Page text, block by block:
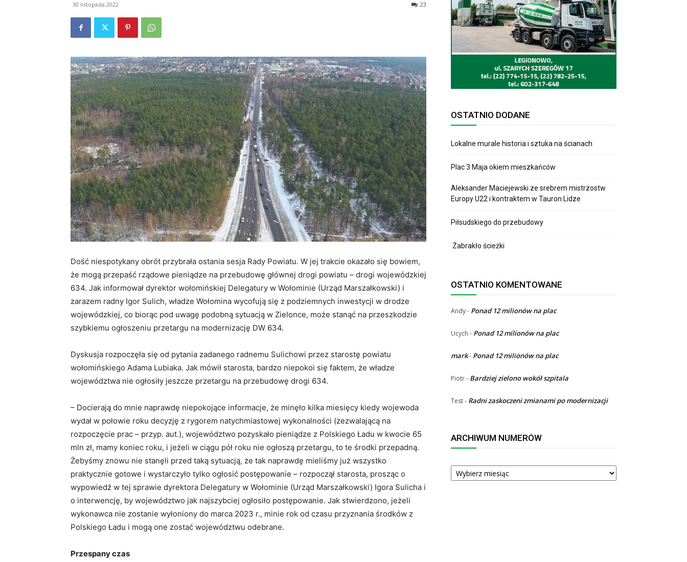
30 listopada 2022 23
Dość niespotykany obrót przybrała ostania sesja Rady Powiatu. W jej trakcie okazało się bowiem,
że mogą przepaść rządowe pieniądze na przebudowę głównej drogi powiatu – drogi wojewódzkiej
634. Jak informował dyrektor wołomińskiej Delegatury w Wołominie (Urząd Marszałkowski) i
zarazem radny Igor Sulich, władze Wołomina wycofują się z podziemnych inwestycji w drodze
wojewódzkiej, co biorąc pod uwagę podobną sytuacją w Zielonce, może stanąć na przeszkodzie
szybkiemu ogłoszeniu przetargu na modernizację DW 634.
Dyskusja rozpoczęła się od pytania zadanego radnemu Sulichowi przez starostę powiatu
wołomińskiego Adama Lubiaka. Jak mówił starosta, bardzo niepokoi się faktem, że władze
województwa nie ogłosiły jeszcze przetargu na przebudowę drogi 634.
– Docierają do mnie naprawdę niepokojące informacje, że minęło kilka miesięcy kiedy wojewoda
wydał w połowie roku decyzję z rygorem natychmiastowej wykonalności (zezwalającą na
rozpoczęcie prac – przyp. aut.), województwo pozyskało pieniądze z Polskiego Ładu w kwocie 65
mln zł, mamy koniec roku, i jeżeli w ciągu pół roku nie ogłoszą przetargu, to te środki przepadną.
Żebyśmy znowu nie stanęli przed taką sytuacją, że tak naprawdę mieliśmy już wszystko
praktycznie gotowe i wystarczyło tylko ogłosić postępowanie – rozpoczął starosta, prosząc o
wypowiedź w tej sprawie dyrektora Delegatury w Wołominie (Urząd Marszałkowski) Igora Sulicha i
o interwencję, by województwo jak najszybciej ogłosiło postępowanie. Jak stwierdzono, jeżeli
wykonawca nie zostanie wyłoniony do marca 2023 r., minie rok od czasu przyznania środków z
Polskiego Ładu i mogą one zostać województwu odebrane.
Przespany czas
OSTATNIO DODANE
Lokalne murale historia i sztuka na ścianach
Plac 3 Maja okiem mieszkańców
Aleksander Maciejewski ze srebrem mistrzostw
Europy U22 i kontraktem w Tauron Lidze
Piłsudskiego do przebudowy
Zabrakło ścieżki
OSTATNIO KOMENTOWANE
Andy- Ponad 12 milionów na plac
Ucych - Ponad 12 milionów na plac
mark- Ponad 12 milionów na plac
Piotr- Bardziej zielono wokół szpitala
Test- Radni zaskoczeni zmianami po modernizacji
ARCHIWUM NUMERÓW
ARCHIWUM
NUMERÓW